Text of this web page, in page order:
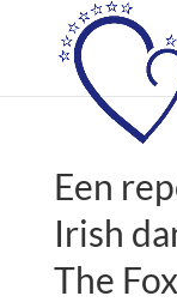
Een
Irish
The